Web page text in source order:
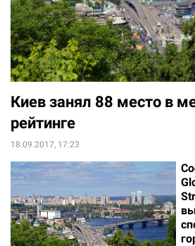
Киев занял 88 место в
рейтинге
18.09.2017, 17:23